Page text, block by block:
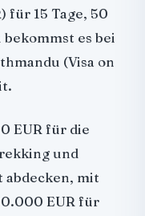
für 15 Tage, 50
bekommst es bei
(Visa on
EUR für die
und
mit
EUR für